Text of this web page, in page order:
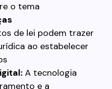
o tema
de lei podem trazer
ao estabelecer
A tecnologia
e a